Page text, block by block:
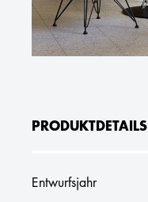
PRODUKTDETAILS
Entwurfsjahr